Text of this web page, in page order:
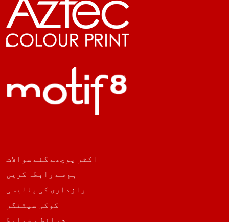
اکثر پوچھے گئے سوالات
ہم سے رابطہ کریں
رازداری کی پالیسی
کوکی سیٹنگز
شرائط و ضوابط